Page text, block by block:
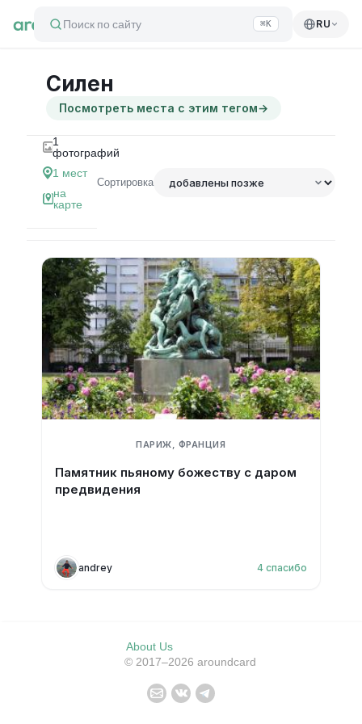
Поиск по сайту ⌘K RU
Силен
Посмотреть места с этим тегом→
1
фотографий
1 мест
на
карте
Сортировка
ПАРИЖ, ФРАНЦИЯ
Памятник пьяному божеству с даром
предвидения
andrey 4 спасибо
About Us
© 2017–2026 aroundcard